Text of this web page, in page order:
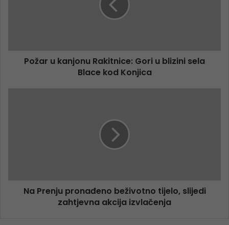
Požar u kanjonu Rakitnice: Gori u blizini sela
Blace kod Konjica
Na Prenju pronađeno beživotno tijelo, slijedi
zahtjevna akcija izvlačenja